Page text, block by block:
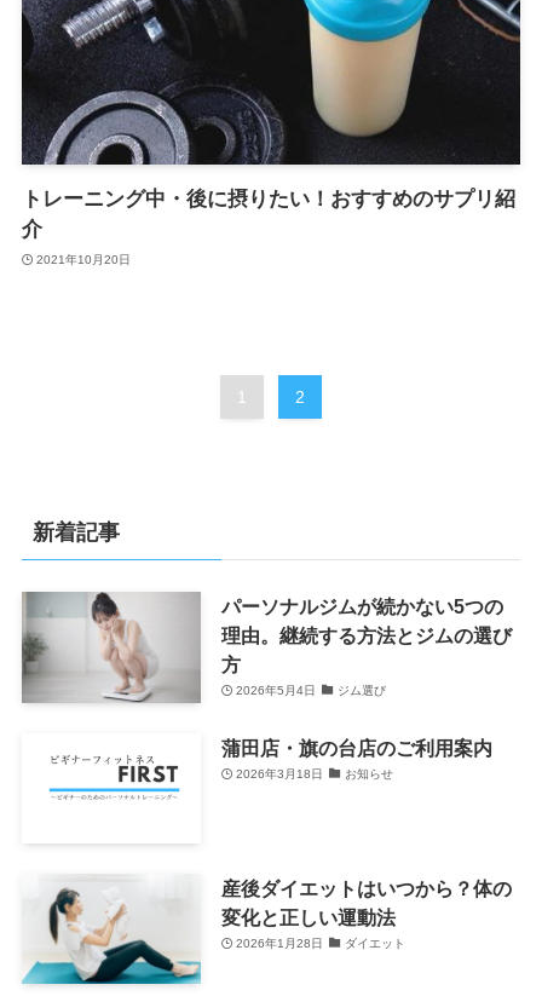
トレーニング中・後に摂りたい！おすすめのサプリ紹
介
2021年10月20日
1 2
新着記事
パーソナルジムが続かない5つの
理由。継続する方法とジムの選び
方
2026年5月4日 ジム選び
蒲田店・旗の台店のご利用案内
2026年3月18日 お知らせ
産後ダイエットはいつから？体の
変化と正しい運動法
2026年1月28日 ダイエット